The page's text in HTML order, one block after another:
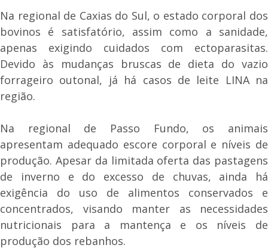
Na regional de Caxias do Sul, o estado corporal dos
bovinos é satisfatório, assim como a sanidade,
apenas exigindo cuidados com ectoparasitas.
Devido às mudanças bruscas de dieta do vazio
forrageiro outonal, já há casos de leite LINA na
região.
Na regional de Passo Fundo, os animais
apresentam adequado escore corporal e níveis de
produção. Apesar da limitada oferta das pastagens
de inverno e do excesso de chuvas, ainda há
exigência do uso de alimentos conservados e
concentrados, visando manter as necessidades
nutricionais para a mantença e os níveis de
produção dos rebanhos.